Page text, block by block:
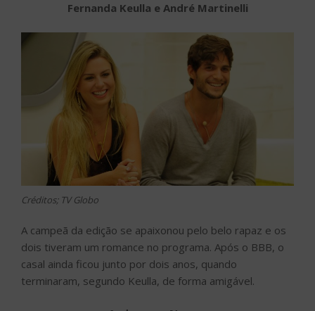
Fernanda Keulla e André Martinelli
Créditos; TV Globo
A campeã da edição se apaixonou pelo belo rapaz e os
dois tiveram um romance no programa. Após o BBB, o
casal ainda ficou junto por dois anos, quando
terminaram, segundo Keulla, de forma amigável.